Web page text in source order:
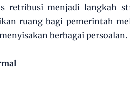
retribusi menjadi langkah
ruang bagi pemerintah
berbagai persoalan.